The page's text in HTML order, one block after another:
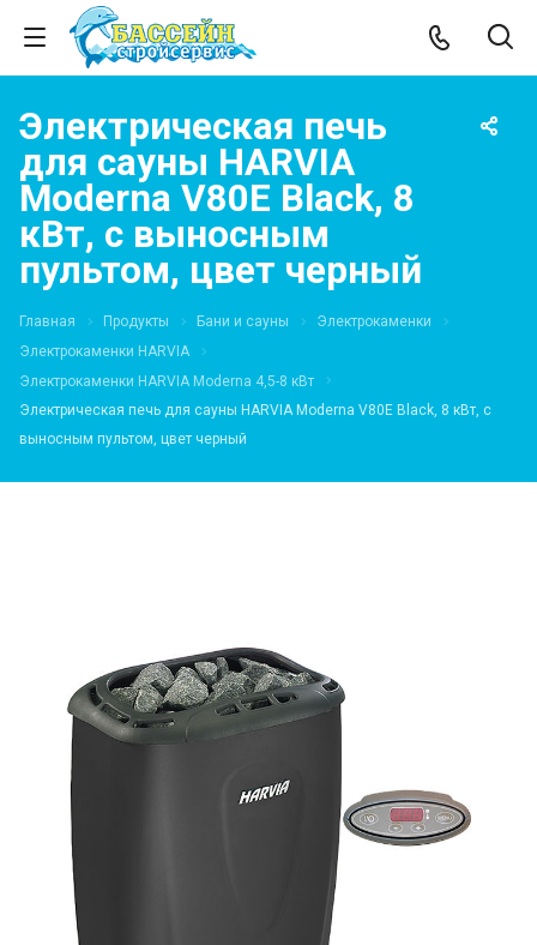
Электрическая печь
для сауны HARVIA
Moderna V80E Black, 8
кВт, с выносным
пультом, цвет черный
Главная Продукты Бани и сауны
Электрокаменки
Электрокаменки HARVIA
Электрокаменки HARVIA Moderna 4,5-8 кВт
Электрическая печь для сауны HARVIA Moderna V80E Black, 8 кВт, с
выносным пультом, цвет черный